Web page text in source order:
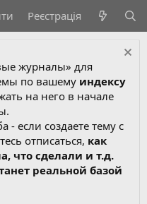
Реєстрація
журналы» для
по вашему индексу
на него в начале
- если создаете тему с
отписаться, как
что сделали и т.д.
реальной базой